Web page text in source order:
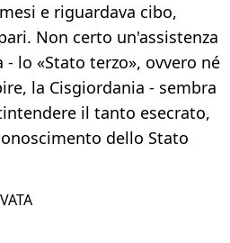
e riguardava cibo,
Non certo un'assistenza
- lo «Stato terzo», ovvero né
la Cisgiordania - sembra
il tanto esecrato,
dello Stato